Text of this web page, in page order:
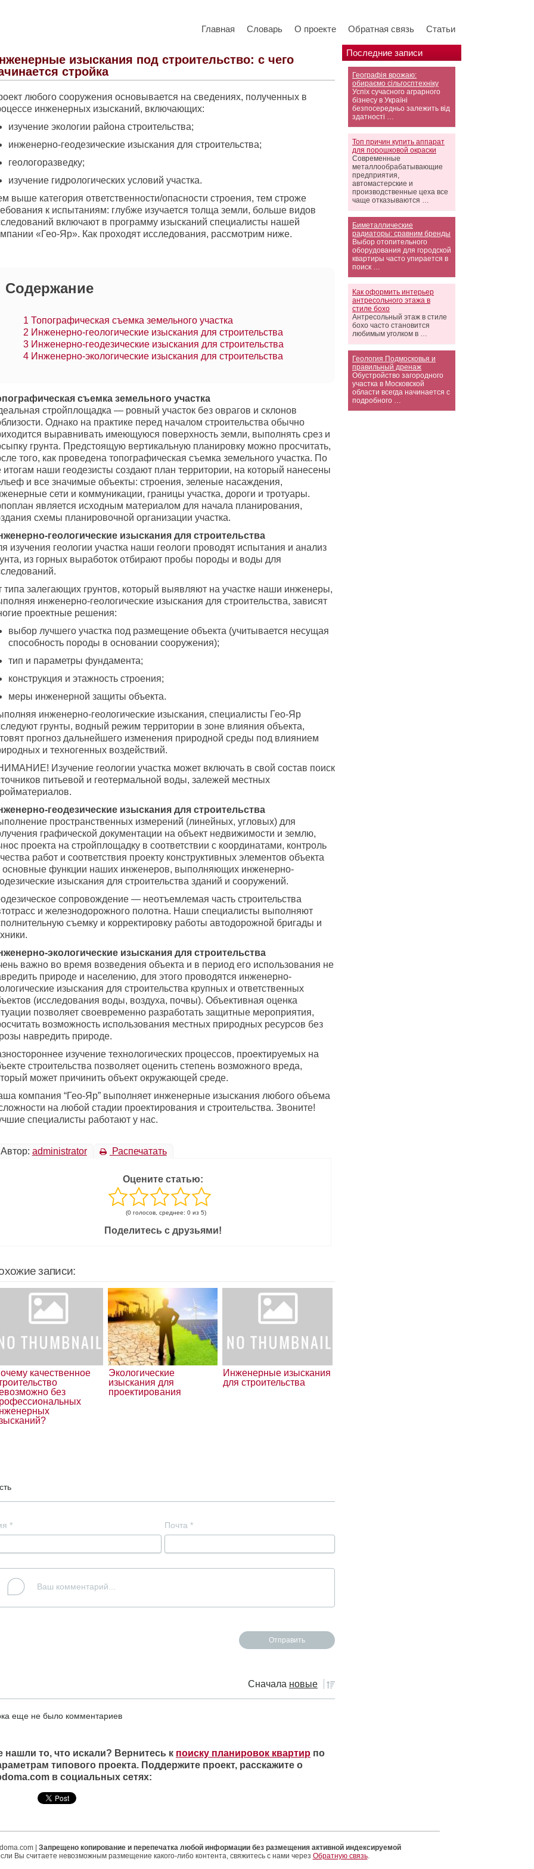
Главная Словарь О проекте Обратная связь Статьи
Последние записи
Географія врожаю:
обираємо сільгосптехніку
Успіх сучасного аграрного
бізнесу в Україні
безпосередньо залежить від
здатності …
Топ причин купить аппарат
для порошковой окраски
Современные
металлообрабатывающие
предприятия,
автомастерские и
производственные цеха все
чаще отказываются …
Биметаллические
радиаторы: сравним бренды
Выбор отопительного
оборудования для городской
квартиры часто упирается в
поиск …
Как оформить интерьер
антресольного этажа в
стиле бохо
Антресольный этаж в стиле
бохо часто становится
любимым уголком в …
Геология Подмосковья и
правильный дренаж
Обустройство загородного
участка в Московской
области всегда начинается с
подробного …
изыскания под строительство: с чего
стройка
любого сооружения основывается на сведениях, полученных в
инженерных изысканий, включающих:
изучение экологии района строительства;
инженерно-геодезические изыскания для строительства;
геологоразведку;
изучение гидрологических условий участка.
выше категория ответственности/опасности строения, тем строже
к испытаниям: глубже изучается толща земли, больше видов
включают в программу изысканий специалисты нашей
«Гео-Яр». Как проходят исследования, рассмотрим ниже.
Содержание
1 Топографическая съемка земельного участка
2 Инженерно-геологические изыскания для строительства
3 Инженерно-геодезические изыскания для строительства
4 Инженерно-экологические изыскания для строительства
съемка земельного участка
стройплощадка — ровный участок без оврагов и склонов
Однако на практике перед началом строительства обычно
выравнивать имеющуюся поверхность земли, выполнять срез и
грунта. Предстоящую вертикальную планировку можно просчитать,
того, как проведена топографическая съемка земельного участка. По
итогам наши геодезисты создают план территории, на который нанесены
и все значимые объекты: строения, зеленые насаждения,
сети и коммуникации, границы участка, дороги и тротуары.
является исходным материалом для начала планирования,
схемы планировочной организации участка.
геологические изыскания для строительства
изучения геологии участка наши геологи проводят испытания и анализ
из горных выработок отбирают пробы породы и воды для
типа залегающих грунтов, который выявляют на участке наши инженеры,
инженерно-геологические изыскания для строительства, зависят
проектные решения:
выбор лучшего участка под размещение объекта (учитывается несущая
способность породы в основании сооружения);
тип и параметры фундамента;
конструкция и этажность строения;
меры инженерной защиты объекта.
инженерно-геологические изыскания, специалисты Гео-Яр
грунты, водный режим территории в зоне влияния объекта,
прогноз дальнейшего изменения природной среды под влиянием
и техногенных воздействий.
Изучение геологии участка может включать в свой состав поиск
питьевой и геотермальной воды, залежей местных
геодезические изыскания для строительства
пространственных измерений (линейных, угловых) для
графической документации на объект недвижимости и землю,
проекта на стройплощадку в соответствии с координатами, контроль
работ и соответствия проекту конструктивных элементов объекта
функции наших инженеров, выполняющих инженерно-
изыскания для строительства зданий и сооружений.
сопровождение — неотъемлемая часть строительства
и железнодорожного полотна. Наши специалисты выполняют
съемку и корректировку работы автодорожной бригады и
экологические изыскания для строительства
важно во время возведения объекта и в период его использования не
природе и населению, для этого проводятся инженерно-
изыскания для строительства крупных и ответственных
(исследования воды, воздуха, почвы). Объективная оценка
позволяет своевременно разработать защитные мероприятия,
возможность использования местных природных ресурсов без
навредить природе.
изучение технологических процессов, проектируемых на
строительства позволяет оценить степень возможного вреда,
может причинить объект окружающей среде.
компания “Гео-Яр” выполняет инженерные изыскания любого объема
на любой стадии проектирования и строительства. Звоните!
специалисты работают у нас.
Автор: administrator Распечатать
Оцените статью:
(0 голосов, среднее: 0 из 5)
Поделитесь с друзьями!
записи:
качественное
без
Экологические
изыскания для
проектирования
Инженерные изыскания
для строительства
* Почта *
Сначала новые
еще не было комментариев
нашли то, что искали? Вернитесь к поиску планировок квартир по
типового проекта. Поддержите проект, расскажите о
в социальных сетях:
| Запрещено копирование и перепечатка любой информации без размещения активной индексируемой
Вы считаете невозможным размещение какого-либо контента, свяжитесь с нами через Обратную связь.